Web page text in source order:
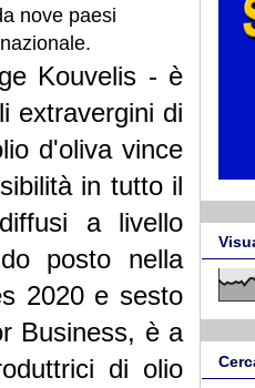
nove paesi
Kouvelis - è
extravergini di
d'oliva vince
in tutto il
a livello
posto nella
2020 e sesto
Business, è a
di olio